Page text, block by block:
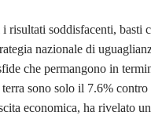
soddisfacenti, basti
nazionale di
che permangono in
sono solo il 7.6%
economica, ha rivelato